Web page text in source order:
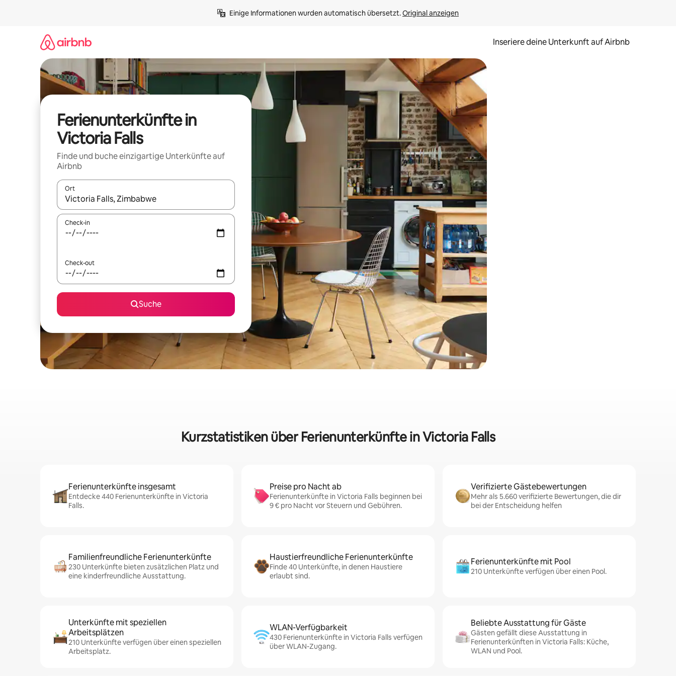
Einige Informationen wurden automatisch übersetzt. Original anzeigen
Inseriere deine Unterkunft auf Airbnb
Ferienunterkünfte in
Victoria Falls
Finde und buche einzigartige Unterkünfte auf
Airbnb
Ort
Wenn Ergebnisse verfügbar sind, navigiere mit den Pfeiltasten nach oben und unten oder erkunde die Ergebnisse durch Berühren oder Wischgesten.
Check-in
Check-out
Suche
Kurzstatistiken über Ferienunterkünfte in Victoria Falls
Ferienunterkünfte insgesamt
Entdecke 440 Ferienunterkünfte in Victoria
Falls.
Preise pro Nacht ab
Ferienunterkünfte in Victoria Falls beginnen bei
9 € pro Nacht vor Steuern und Gebühren.
Verifizierte Gästebewertungen
Mehr als 5.660 verifizierte Bewertungen, die dir
bei der Entscheidung helfen
Familienfreundliche Ferienunterkünfte
230 Unterkünfte bieten zusätzlichen Platz und
eine kinderfreundliche Ausstattung.
Haustierfreundliche Ferienunterkünfte
Finde 40 Unterkünfte, in denen Haustiere
erlaubt sind.
Ferienunterkünfte mit Pool
210 Unterkünfte verfügen über einen Pool.
Unterkünfte mit speziellen
Arbeitsplätzen
210 Unterkünfte verfügen über einen speziellen
Arbeitsplatz.
WLAN-Verfügbarkeit
430 Ferienunterkünfte in Victoria Falls verfügen
über WLAN-Zugang.
Beliebte Ausstattung für Gäste
Gästen gefällt diese Ausstattung in
Ferienunterkünften in Victoria Falls: Küche,
WLAN und Pool.